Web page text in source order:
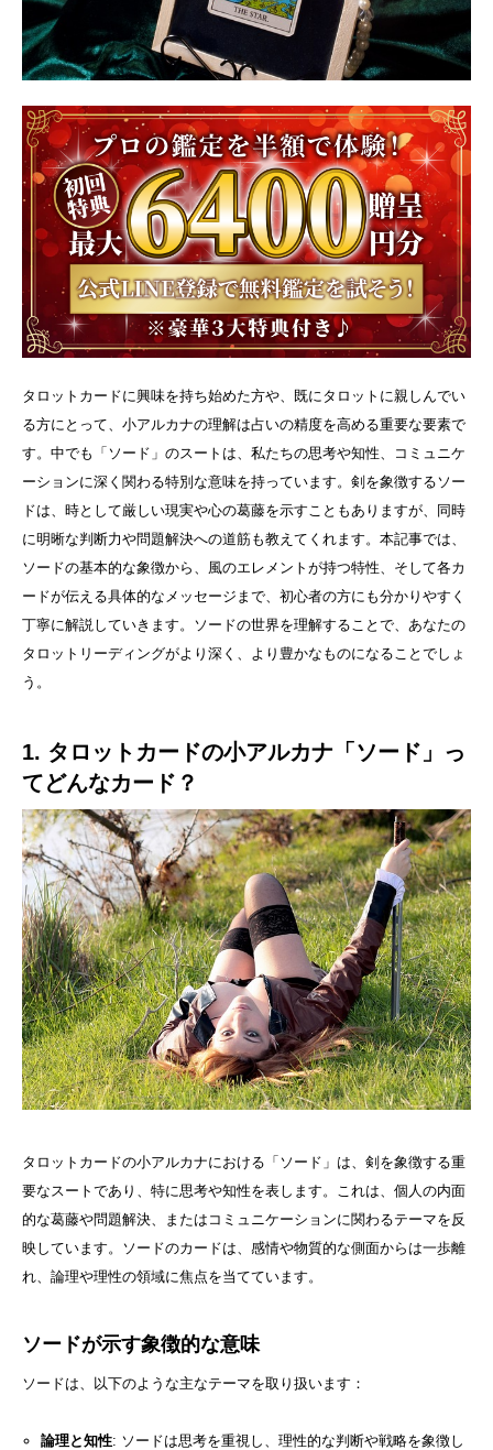
タロットカードに興味を持ち始めた方や、既にタロットに親しんでい
る方にとって、小アルカナの理解は占いの精度を高める重要な要素で
す。中でも「ソード」のスートは、私たちの思考や知性、コミュニケ
ーションに深く関わる特別な意味を持っています。剣を象徴するソー
ドは、時として厳しい現実や心の葛藤を示すこともありますが、同時
に明晰な判断力や問題解決への道筋も教えてくれます。本記事では、
ソードの基本的な象徴から、風のエレメントが持つ特性、そして各カ
ードが伝える具体的なメッセージまで、初心者の方にも分かりやすく
丁寧に解説していきます。ソードの世界を理解することで、あなたの
タロットリーディングがより深く、より豊かなものになることでしょ
う。
1. タロットカードの小アルカナ「ソード」っ
てどんなカード？
タロットカードの小アルカナにおける「ソード」は、剣を象徴する重
要なスートであり、特に思考や知性を表します。これは、個人の内面
的な葛藤や問題解決、またはコミュニケーションに関わるテーマを反
映しています。ソードのカードは、感情や物質的な側面からは一歩離
れ、論理や理性の領域に焦点を当てています。
ソードが示す象徴的な意味
ソードは、以下のような主なテーマを取り扱います：
論理と知性: ソードは思考を重視し、理性的な判断や戦略を象徴し